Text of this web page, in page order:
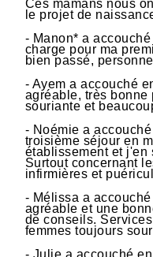
Ces mamans nous
le projet de
- Manon* a
charge pour ma
bien passé,
- Ayem a accouché
agréable, très
souriante et
- Noémie a
troisième séjour en
établissement et j'en
Surtout concernant
infirmières et
- Mélissa a
agréable et une
de conseils.
femmes toujours
- Julie a accouché